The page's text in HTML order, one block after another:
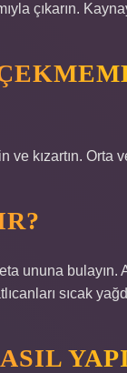
çıkarın.
ve kızartın. Orta
ununa bulayın.
sıcak